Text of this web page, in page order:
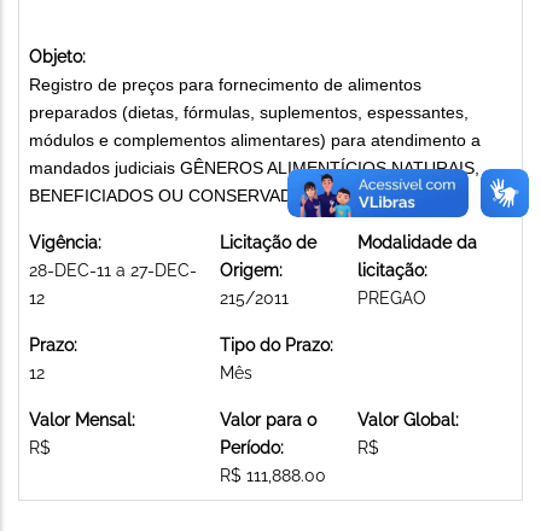
Objeto:
Registro de preços para fornecimento de alimentos
preparados (dietas, fórmulas, suplementos, espessantes,
módulos e complementos alimentares) para atendimento a
mandados judiciais GÊNEROS ALIMENTÍCIOS NATURAIS,
BENEFICIADOS OU CONSERVADOS
Vigência:
28-DEC-11 a 27-DEC-
12
Licitação de
Origem:
215/2011
Modalidade da
licitação:
PREGAO
Prazo:
12
Tipo do Prazo:
Mês
Valor Mensal:
R$
Valor para o
Período:
R$ 111,888.00
Valor Global:
R$